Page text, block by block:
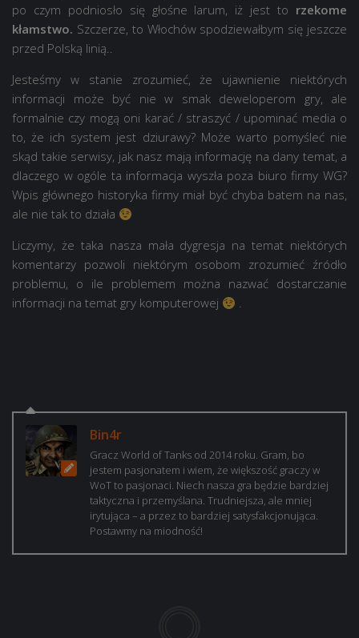
po czym podniosło się głośne larum, iż jest to rzekome
kłamstwo. Szczerze, to Włochów spodziewałbym się jeszcze
przed Polską linią..
Jesteśmy w stanie zrozumieć, że ujawnienie niektórych
informacji może być nie w smak deweloperom gry, ale
formalnie czy mogą oni karać / straszyć / upominać media o
to, że ich system jest dziurawy? Może warto pomyśleć nie
skąd takie serwisy, jak nasz mają informację na dany temat, a
dlaczego w ogóle ta informacja wyszła poza biuro firmy WG?
Wpis głównego historyka firmy miał być chyba batem na nas,
ale nie tak to działa
Liczymy, że taka nasza mała dygresja na temat niektórych
komentarzy pozwoli niektórym osobom zrozumieć źródło
problemu, o ile problemem można nazwać dostarczanie
informacji na temat gry komputerowej
.
Bin4r
Gracz World of Tanks od 2014 roku. Gram, bo
jestem pasjonatem i wiem, że większość graczy w
WoT to pasjonaci. Niech nasza gra będzie bardziej
taktyczna i przemyślana. Trudniejsza, ale mniej
irytująca – a przez to bardziej satysfakcjonująca.
Postawmy na miodność!